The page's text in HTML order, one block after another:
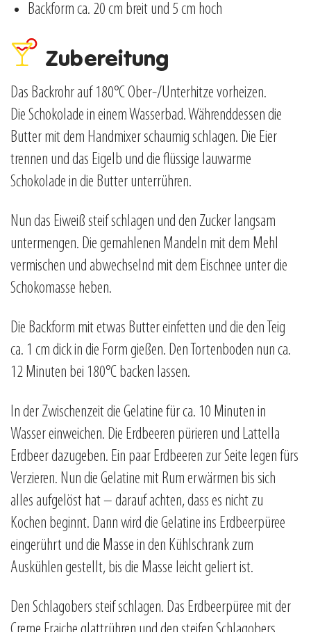
Backform ca. 20 cm breit und 5 cm hoch
Zubereitung
Das Backrohr auf 180°C Ober-/Unterhitze vorheizen.
Die Schokolade in einem Wasserbad. Währenddessen die
Butter mit dem Handmixer schaumig schlagen. Die Eier
trennen und das Eigelb und die flüssige lauwarme
Schokolade in die Butter unterrühren.
Nun das Eiweiß steif schlagen und den Zucker langsam
untermengen. Die gemahlenen Mandeln mit dem Mehl
vermischen und abwechselnd mit dem Eischnee unter die
Schokomasse heben.
Die Backform mit etwas Butter einfetten und die den Teig
ca. 1 cm dick in die Form gießen. Den Tortenboden nun ca.
12 Minuten bei 180°C backen lassen.
In der Zwischenzeit die Gelatine für ca. 10 Minuten in
Wasser einweichen. Die Erdbeeren pürieren und Lattella
Erdbeer dazugeben. Ein paar Erdbeeren zur Seite legen fürs
Verzieren. Nun die Gelatine mit Rum erwärmen bis sich
alles aufgelöst hat – darauf achten, dass es nicht zu
Kochen beginnt. Dann wird die Gelatine ins Erdbeerpüree
eingerührt und die Masse in den Kühlschrank zum
Auskühlen gestellt, bis die Masse leicht geliert ist.
Den Schlagobers steif schlagen. Das Erdbeerpüree mit der